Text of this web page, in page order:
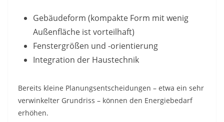
Gebäudeform (kompakte Form mit wenig
Außenfläche ist vorteilhaft)
Fenstergrößen und -orientierung
Integration der Haustechnik
Bereits kleine Planungsentscheidungen – etwa ein sehr
verwinkelter Grundriss – können den Energiebedarf
erhöhen.